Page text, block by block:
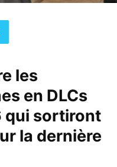
les
en DLCs
qui sortiront
la dernière